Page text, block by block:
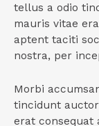
tellus a odio
mauris vitae
aptent taciti
nostra, per
Morbi
tincidunt
erat consequat